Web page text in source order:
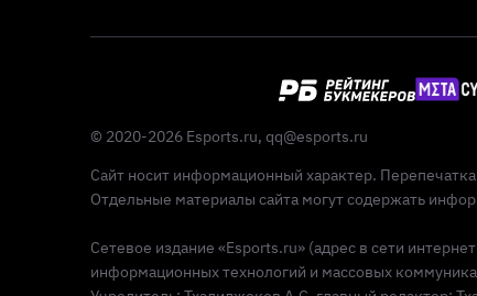
© 2020-2026 Esports.ru, qq@esports.ru
Сайт носит информационный характер.
Отдельные материалы сайта могут содержать
Сетевое издание «Esports.ru» (адрес в сети
информационных технологий и массовых